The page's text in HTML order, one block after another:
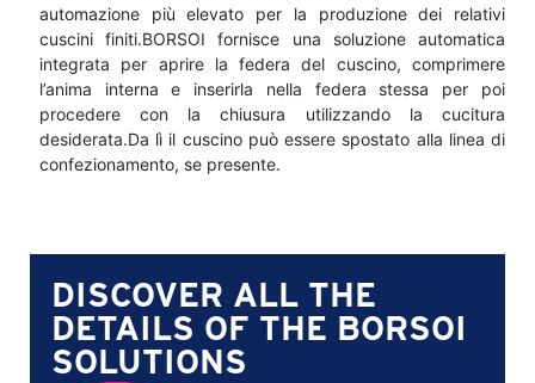
automazione più elevato per la produzione dei relativi
cuscini finiti.BORSOI fornisce una soluzione automatica
integrata per aprire la federa del cuscino, comprimere
l’anima interna e inserirla nella federa stessa per poi
procedere con la chiusura utilizzando la cucitura
desiderata.Da lì il cuscino può essere spostato alla linea di
confezionamento, se presente.
DISCOVER ALL THE
DETAILS OF THE BORSOI
SOLUTIONS